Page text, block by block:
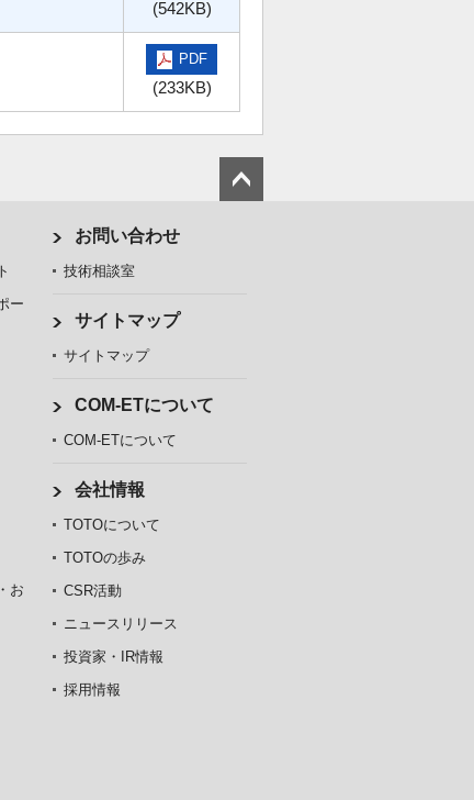
(542KB)
PDF
(233KB)
ー
お
お問い合わせ
技術相談室
サイトマップ
サイトマップ
COM-ETについて
COM-ETについて
会社情報
TOTOについて
TOTOの歩み
CSR活動
ニュースリリース
投資家・IR情報
採用情報